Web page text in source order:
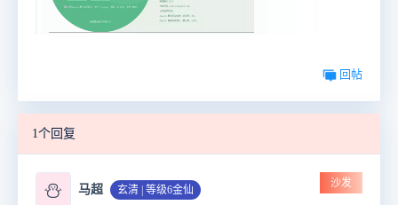
回帖
1个回复
⛄ 马超 玄清 | 等级6金仙
沙发